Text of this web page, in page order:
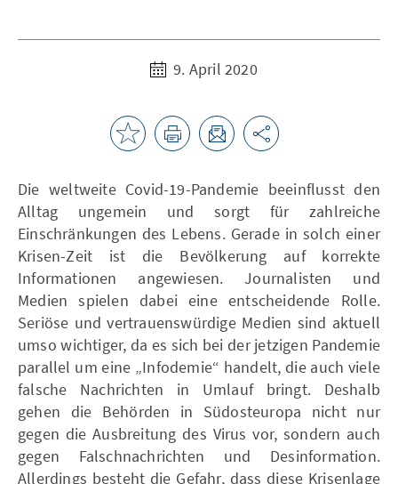
9. April 2020
Die weltweite Covid-19-Pandemie beeinflusst den
Alltag ungemein und sorgt für zahlreiche
Einschränkungen des Lebens. Gerade in solch einer
Krisen-Zeit ist die Bevölkerung auf korrekte
Informationen angewiesen. Journalisten und
Medien spielen dabei eine entscheidende Rolle.
Seriöse und vertrauenswürdige Medien sind aktuell
umso wichtiger, da es sich bei der jetzigen Pandemie
parallel um eine „Infodemie“ handelt, die auch viele
falsche Nachrichten in Umlauf bringt. Deshalb
gehen die Behörden in Südosteuropa nicht nur
gegen die Ausbreitung des Virus vor, sondern auch
gegen Falschnachrichten und Desinformation.
Allerdings besteht die Gefahr, dass diese Krisenlage